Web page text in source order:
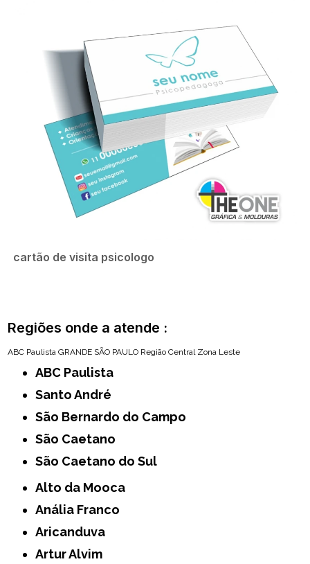
cartão de visita psicologo
Regiões onde a atende :
ABC Paulista GRANDE SÃO PAULO Região Central Zona Leste
ABC Paulista
Santo André
São Bernardo do Campo
São Caetano
São Caetano do Sul
Alto da Mooca
Anália Franco
Aricanduva
Artur Alvim